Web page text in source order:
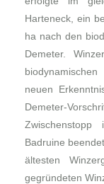
Harteneck, ein
ha nach den
Demeter.
neuen
Demeter-
Badruine
ältesten
gegründeten